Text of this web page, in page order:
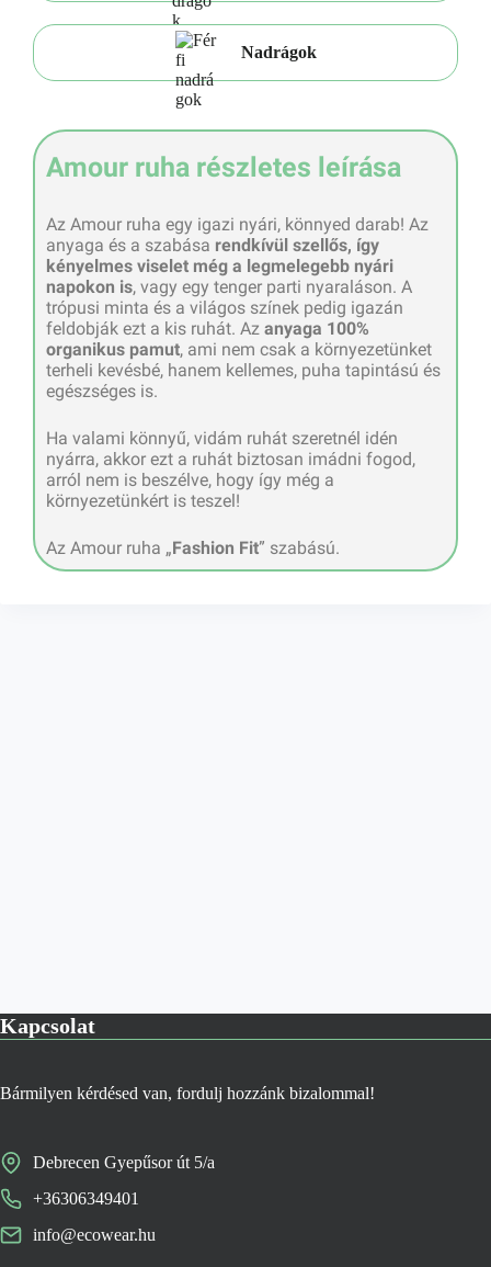
Nadrágok
Amour ruha részletes leírása
Az Amour ruha egy igazi nyári, könnyed darab! Az
anyaga és a szabása rendkívül szellős, így
kényelmes viselet még a legmelegebb nyári
napokon is, vagy egy tenger parti nyaraláson. A
trópusi minta és a világos színek pedig igazán
feldobják ezt a kis ruhát. Az anyaga 100%
organikus pamut, ami nem csak a környezetünket
terheli kevésbé, hanem kellemes, puha tapintású és
egészséges is.
Ha valami könnyű, vidám ruhát szeretnél idén
nyárra, akkor ezt a ruhát biztosan imádni fogod,
arról nem is beszélve, hogy így még a
környezetünkért is teszel!
Az Amour ruha „Fashion Fit” szabású.
Kapcsolat
Bármilyen kérdésed van, fordulj hozzánk bizalommal!
Debrecen Gyepűsor út 5/a
+36306349401
info@ecowear.hu